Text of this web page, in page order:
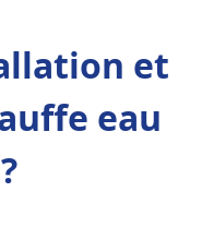
et
eau